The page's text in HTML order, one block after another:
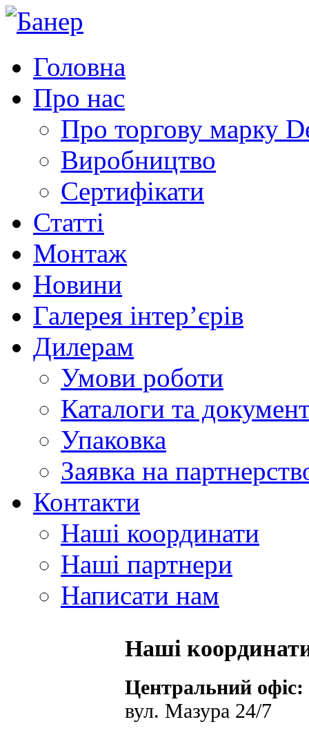
Головна
Про нас
Про торгову марку
Виробництво
Сертифікати
Статті
Монтаж
Новини
Галерея інтер’єрів
Дилерам
Умови роботи
Каталоги та
Упаковка
Заявка на
Контакти
Наші координати
Наші партнери
Написати нам
Наші
Центральний офіс:
вул. Мазура 24/7